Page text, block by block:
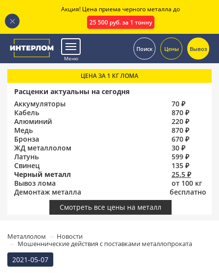
Меню
Поиск Цены Вывоз
ЦЕНА ЗА 1 КГ ЛОМА
Расценки актуальны на сегодня
Аккумуляторы
70 ₽
Кабель
870 ₽
Алюминий
220 ₽
Медь
870 ₽
Бронза
670 ₽
ЖД металлолом
30 ₽
Латунь
599 ₽
Свинец
135 ₽
Черный металл
25.5 ₽
Вывоз лома
от 100 кг
Демонтаж металла
бесплатно
Смотреть все цены на металл
Металлолом
Новости
Мошеннические действия с поставками металлопроката
2021-05-07
Акция! Цена приема черного металла до
25 500 руб. за 1 тонну
.